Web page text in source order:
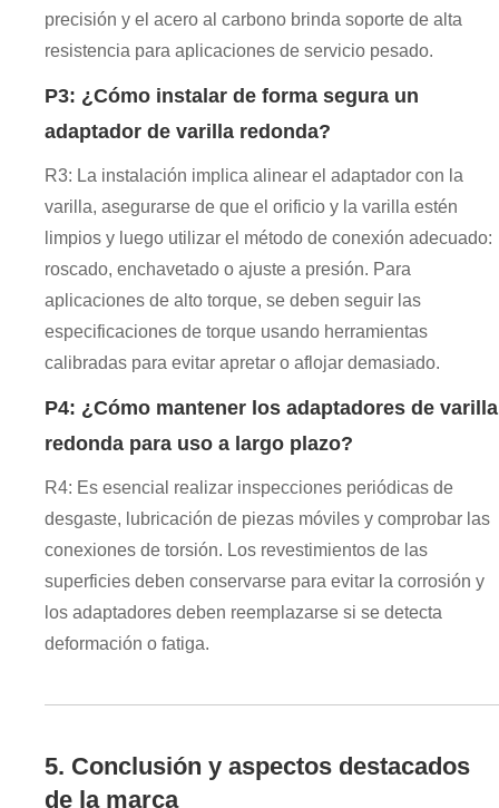
precisión y el acero al carbono brinda soporte de alta
resistencia para aplicaciones de servicio pesado.
P3: ¿Cómo instalar de forma segura un
adaptador de varilla redonda?
R3: La instalación implica alinear el adaptador con la
varilla, asegurarse de que el orificio y la varilla estén
limpios y luego utilizar el método de conexión adecuado:
roscado, enchavetado o ajuste a presión. Para
aplicaciones de alto torque, se deben seguir las
especificaciones de torque usando herramientas
calibradas para evitar apretar o aflojar demasiado.
P4: ¿Cómo mantener los adaptadores de varilla
redonda para uso a largo plazo?
R4: Es esencial realizar inspecciones periódicas de
desgaste, lubricación de piezas móviles y comprobar las
conexiones de torsión. Los revestimientos de las
superficies deben conservarse para evitar la corrosión y
los adaptadores deben reemplazarse si se detecta
deformación o fatiga.
5. Conclusión y aspectos destacados
de la marca